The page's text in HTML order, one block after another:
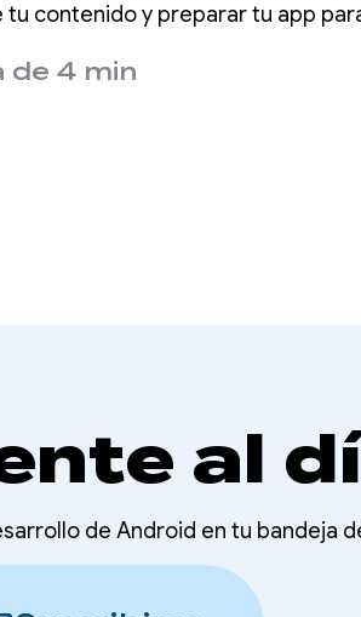
tu contenido y preparar tu app
de 4 min
al
de Android en tu bandeja